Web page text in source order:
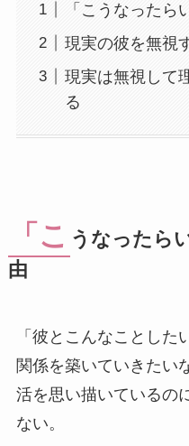
「こうなったら
現実の彼を無視
現実は無視して
る
「こ うなったら
由
「彼とこんなことし
関係を築いていきたい
活を思い描いているの
ない。